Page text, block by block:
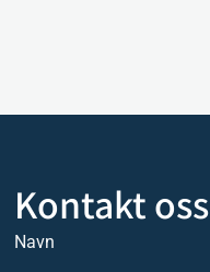
Kontakt oss
Navn